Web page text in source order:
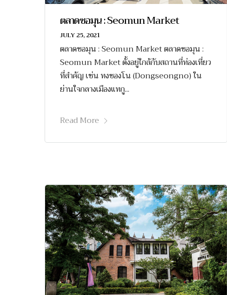
ตลาดซอมุน : Seomun Market
JULY 25, 2021
ตลาดซอมุน : Seomun Market ตลาดซอมุน :
Seomun Market ตั้งอยู่ใกล้กับสถานที่ท่องเที่ยว
ที่สำคัญ เช่น ทงซองโน (Dongseongno) ใน
ย่านใจกลางเมืองแทกู...
Read More